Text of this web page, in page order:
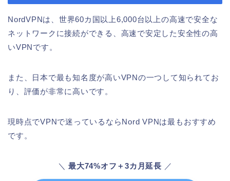
NordVPNは、世界60カ国以上6,000台以上の高速で安全な
ネットワークに接続ができる、高速で安定した安全性の高
いVPNです。
また、日本で最も知名度が高いVPNの一つして知られてお
り、評価が非常に高いです。
現時点でVPNで迷っているならNord VPNは最もおすすめ
です。
＼最大74%オフ＋3カ月延長 ／